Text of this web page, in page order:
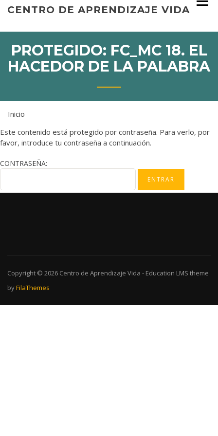
SkipCENTRO DE APRENDIZAJE VIDA
PROTEGIDO: FC_MC 18. EL
HACEDOR DE LA PALABRA
Inicio
Este contenido está protegido por contraseña. Para verlo, por
favor, introduce tu contraseña a continuación.
CONTRASEÑA:
Copyright © 2026 Centro de Aprendizaje Vida - Education LMS theme
byFilaThemes